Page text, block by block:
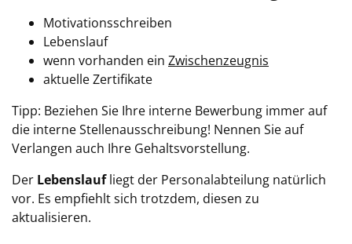
Motivationsschreiben
Lebenslauf
wenn vorhanden ein Zwischenzeugnis
aktuelle Zertifikate
Tipp: Beziehen Sie Ihre interne Bewerbung immer auf
die interne Stellenausschreibung! Nennen Sie auf
Verlangen auch Ihre Gehaltsvorstellung.
Der Lebenslaufliegt der Personalabteilung natürlich
vor. Es empfiehlt sich trotzdem, diesen zu
aktualisieren.